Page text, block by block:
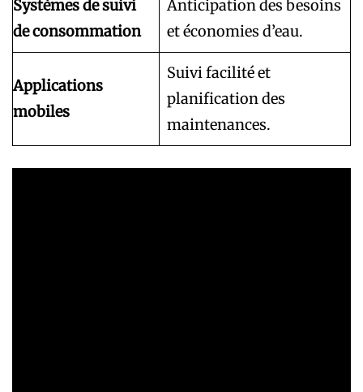
Systèmes de suivi
de consommation
Anticipation des besoins
et économies d’eau.
Applications
mobiles
Suivi facilité et
planification des
maintenances.